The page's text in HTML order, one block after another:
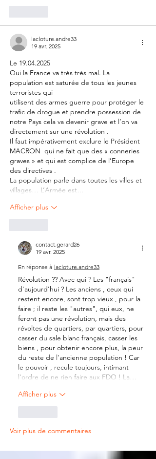
lacloture.andre33
19 avr. 2025
Le 19.04.2025
Oui la France va très très mal. La
population est saturée de tous les jeunes
terroristes qui
utilisent des armes guerre pour protéger le
trafic de drogue et prendre possession de
notre Pays cela va devenir grave et l’on va
directement sur une révolution .
Il faut impérativement exclure le Président
MACRON  qui ne fait que des « conneries
graves » et qui est complice de l’Europe
des directives .
La population parle dans toutes les villes et
villages… L’Armée est…
Afficher plus
contact.gerard26
19 avr. 2025
En réponse à lacloture.andre33
Révolution ?? Avec qui ? Les "français"
d'aujourd'hui ? Les anciens , ceux qui
restent encore, sont trop vieux , pour la
faire ; il reste les "autres", qui eux, ne
feront pas une révolution, mais des
révoltes de quartiers, par quartiers, pour
casser du sale blanc français, casser les
biens , pour obtenir encore plus, la peur
du reste de l'ancienne population ! Car
le pouvoir , recule toujours, intimant
l'ordre de ne rien faire aux FDO ! La…
Afficher plus
Voir plus de commentaires